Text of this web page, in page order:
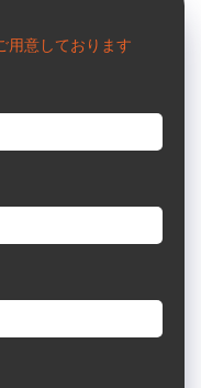
用意しております